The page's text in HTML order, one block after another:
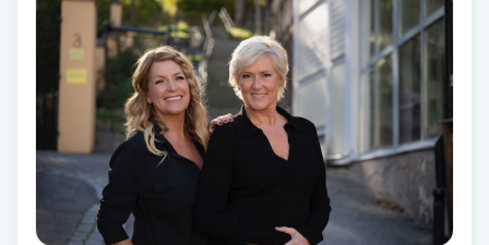
Meditation
Medium
Megavolymfransar
Melasma